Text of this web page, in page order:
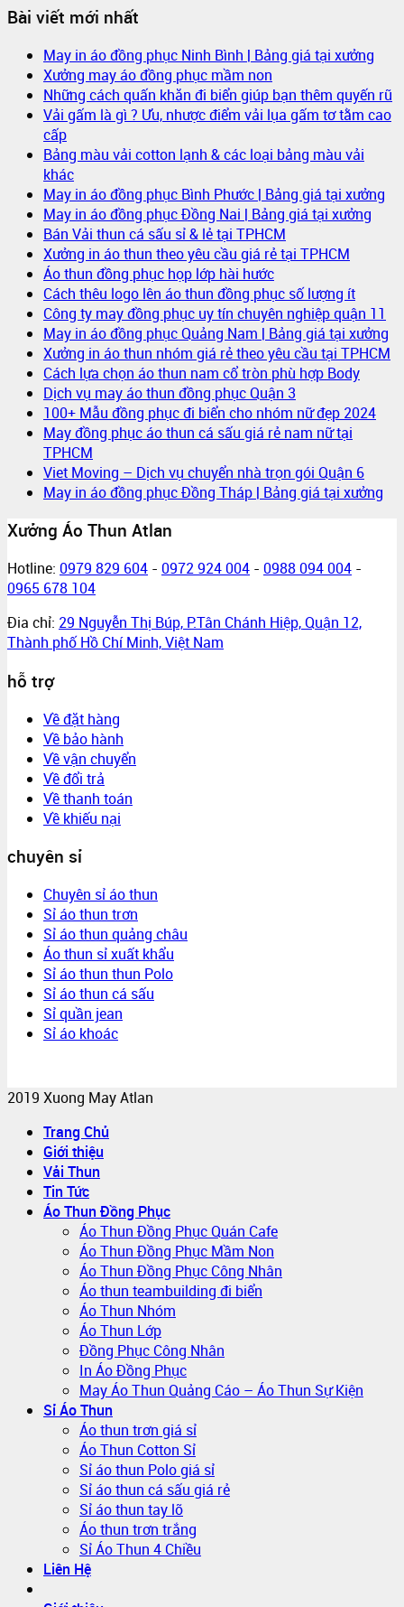
Bài viết mới nhất
May in áo đồng phục Ninh Bình | Bảng giá tại xưởng
Xưởng may áo đồng phục mầm non
Những cách quấn khăn đi biển giúp bạn thêm quyến rũ
Vải gấm là gì ? Ưu, nhược điểm vải lụa gấm tơ tằm cao
cấp
Bảng màu vải cotton lạnh & các loại bảng màu vải
khác
May in áo đồng phục Bình Phước | Bảng giá tại xưởng
May in áo đồng phục Đồng Nai | Bảng giá tại xưởng
Bán Vải thun cá sấu sỉ & lẻ tại TPHCM
Xưởng in áo thun theo yêu cầu giá rẻ tại TPHCM
Áo thun đồng phục họp lớp hài hước
Cách thêu logo lên áo thun đồng phục số lượng ít
Công ty may đồng phục uy tín chuyên nghiệp quận 11
May in áo đồng phục Quảng Nam | Bảng giá tại xưởng
Xưởng in áo thun nhóm giá rẻ theo yêu cầu tại TPHCM
Cách lựa chọn áo thun nam cổ tròn phù hợp Body
Dịch vụ may áo thun đồng phục Quận 3
100+ Mẫu đồng phục đi biển cho nhóm nữ đẹp 2024
May đồng phục áo thun cá sấu giá rẻ nam nữ tại
TPHCM
Viet Moving – Dịch vụ chuyển nhà trọn gói Quận 6
May in áo đồng phục Đồng Tháp | Bảng giá tại xưởng
Xưởng Áo Thun Atlan
Hotline: 0979 829 604 - 0972 924 004 - 0988 094 004 -
0965 678 104
Đia chỉ: 29 Nguyễn Thị Búp, P.Tân Chánh Hiệp, Quận 12,
Thành phố Hồ Chí Minh, Việt Nam
hỗ trợ
Về đặt hàng
Về bảo hành
Về vận chuyển
Về đổi trả
Về thanh toán
Về khiếu nại
chuyên sỉ
Chuyên sỉ áo thun
Sỉ áo thun trơn
Sỉ áo thun quảng châu
Áo thun sỉ xuất khẩu
Sỉ áo thun thun Polo
Sỉ áo thun cá sấu
Sỉ quần jean
Sỉ áo khoác
2019 Xuong May Atlan
Trang Chủ
Giới thiệu
Vải Thun
Tin Tức
Áo Thun Đồng Phục
Áo Thun Đồng Phục Quán Cafe
Áo Thun Đồng Phục Mầm Non
Áo Thun Đồng Phục Công Nhân
Áo thun teambuilding đi biển
Áo Thun Nhóm
Áo Thun Lớp
Đồng Phục Công Nhân
In Áo Đồng Phục
May Áo Thun Quảng Cáo – Áo Thun Sự Kiện
Sỉ Áo Thun
Áo thun trơn giá sỉ
Áo Thun Cotton Sỉ
Sỉ áo thun Polo giá sỉ
Sỉ áo thun cá sấu giá rẻ
Sỉ áo thun tay lỡ
Áo thun trơn trắng
Sỉ Áo Thun 4 Chiều
Liên Hệ